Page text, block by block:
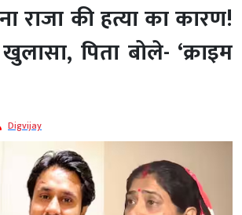
राजा की हत्या का कारण!
पिता बोले- ‘क्राइम
Digvijay